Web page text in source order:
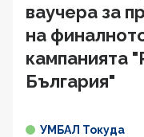
ваучера за
на
кампанията
България"
УМБАЛ Токуда